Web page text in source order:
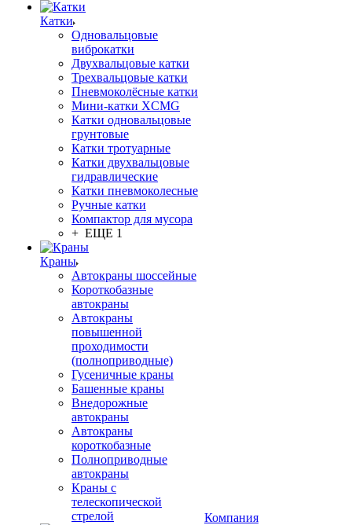
Катки
Одновальцовые
виброкатки
Двухвальцовые катки
Трехвальцовые катки
Пневмоколёсные катки
Мини-катки XCMG
Катки одновальцовые
грунтовые
Катки тротуарные
Катки двухвальцовые
гидравлические
Катки пневмоколесные
Ручные катки
Компактор для мусора
+ ЕЩЕ 1
Краны
Автокраны шоссейные
Короткобазные
автокраны
Автокраны
повышенной
проходимости
(полноприводные)
Гусеничные краны
Башенные краны
Внедорожные
автокраны
Автокраны
короткобазные
Полноприводные
автокраны
Краны с
телескопической
стрелой
Компания